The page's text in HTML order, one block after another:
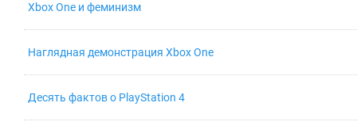
Xbox One и феминизм
Наглядная демонстрация Xbox One
Десять фактов о PlayStation 4